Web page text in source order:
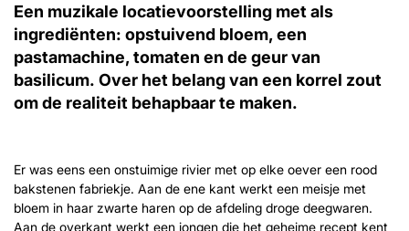
Een muzikale locatievoorstelling met als
ingrediënten: opstuivend bloem, een
pastamachine, tomaten en de geur van
basilicum. Over het belang van een korrel zout
om de realiteit behapbaar te maken.
Er was eens een onstuimige rivier met op elke oever een rood
bakstenen fabriekje. Aan de ene kant werkt een meisje met
bloem in haar zwarte haren op de afdeling droge deegwaren.
Aan de overkant werkt een jongen die het geheime recept kent